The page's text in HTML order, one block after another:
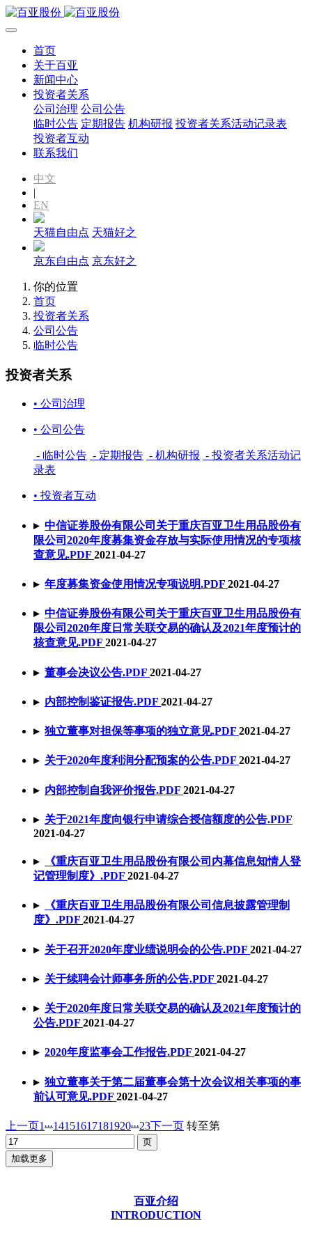
首页
关于百亚
新闻中心
投资者关系
公司治理 公司公告
临时公告 定期报告 机构研报 投资者关系活动记录表
投资者互动
联系我们
中文
|
EN
天猫自由点 天猫好之
京东自由点 京东好之
你的位置
首页
投资者关系
公司公告
临时公告
投资者关系
• 公司治理
• 公司公告
- 临时公告 - 定期报告 - 机构研报 - 投资者关系活动记
录表
• 投资者互动
▸ 中信证券股份有限公司关于重庆百亚卫生用品股份有
限公司2020年度募集资金存放与实际使用情况的专项核
查意见.PDF 2021-04-27
▸ 年度募集资金使用情况专项说明.PDF 2021-04-27
▸ 中信证券股份有限公司关于重庆百亚卫生用品股份有
限公司2020年度日常关联交易的确认及2021年度预计的
核查意见.PDF 2021-04-27
▸ 董事会决议公告.PDF 2021-04-27
▸ 内部控制鉴证报告.PDF 2021-04-27
▸ 独立董事对担保等事项的独立意见.PDF 2021-04-27
▸ 关于2020年度利润分配预案的公告.PDF 2021-04-27
▸ 内部控制自我评价报告.PDF 2021-04-27
▸ 关于2021年度向银行申请综合授信额度的公告.PDF
2021-04-27
▸
《重庆百亚卫生用品股份有限公司内幕信息知情人登
记管理制度》 .PDF 2021-04-27
▸
《重庆百亚卫生用品股份有限公司信息披露管理制
度》 .PDF 2021-04-27
▸ 关于召开2020年度业绩说明会的公告.PDF 2021-04-27
▸ 关于续聘会计师事务所的公告.PDF 2021-04-27
▸ 关于2020年度日常关联交易的确认及2021年度预计的
公告.PDF 2021-04-27
▸ 2020年度监事会工作报告.PDF 2021-04-27
▸ 独立董事关于第二届董事会第十次会议相关事项的事
前认可意见.PDF 2021-04-27
上一页1...14151617181920...23下一页 转至第
加载更多
百亚介绍
INTRODUCTION